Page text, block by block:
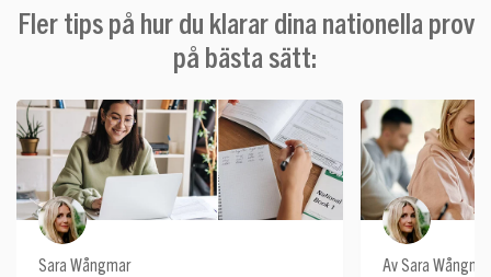
Fler tips på hur du klarar dina nationella prov
på bästa sätt:
Sara Wångmar Av Sara